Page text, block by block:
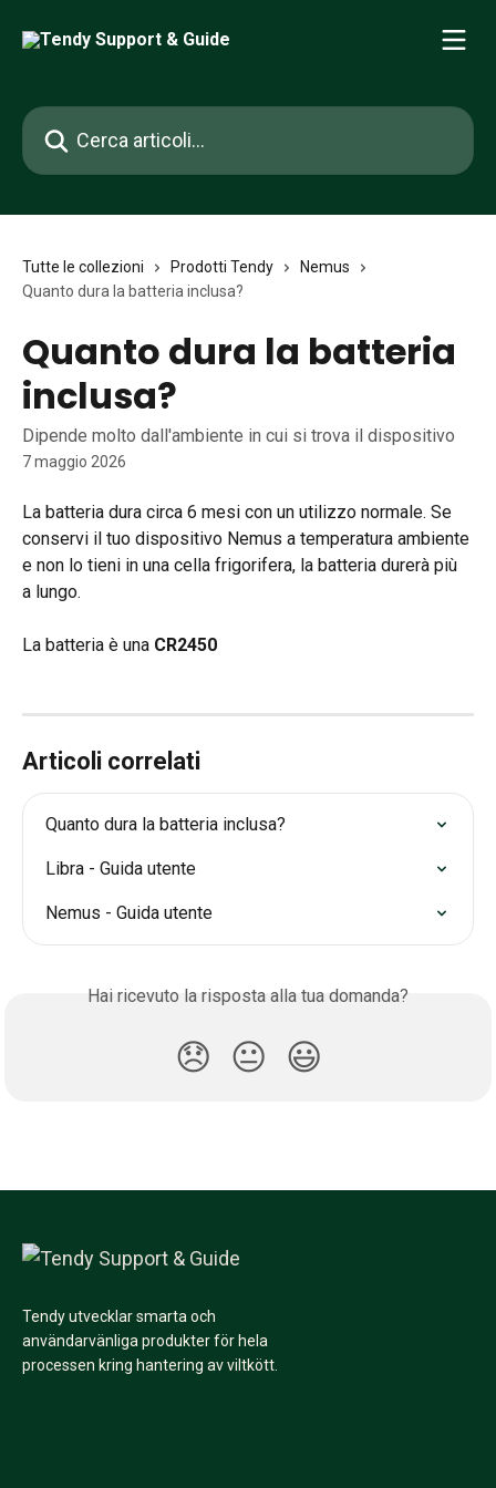
Cerca articoli…
Tutte le collezioni Prodotti Tendy
Nemus
Quanto dura la batteria inclusa?
Quanto dura la batteria
inclusa?
Dipende molto dall'ambiente in cui si trova il dispositivo
7 maggio 2026
La batteria dura circa 6 mesi con un utilizzo normale. Se
conservi il tuo dispositivo Nemus a temperatura ambiente
e non lo tieni in una cella frigorifera, la batteria durerà più
a lungo.
La batteria è una CR2450
Articoli correlati
Quanto dura la batteria inclusa?
Libra - Guida utente
Nemus - Guida utente
Hai ricevuto la risposta alla tua domanda?
😞 😐 😃
Tendy utvecklar smarta och
användarvänliga produkter för hela
processen kring hantering av viltkött.